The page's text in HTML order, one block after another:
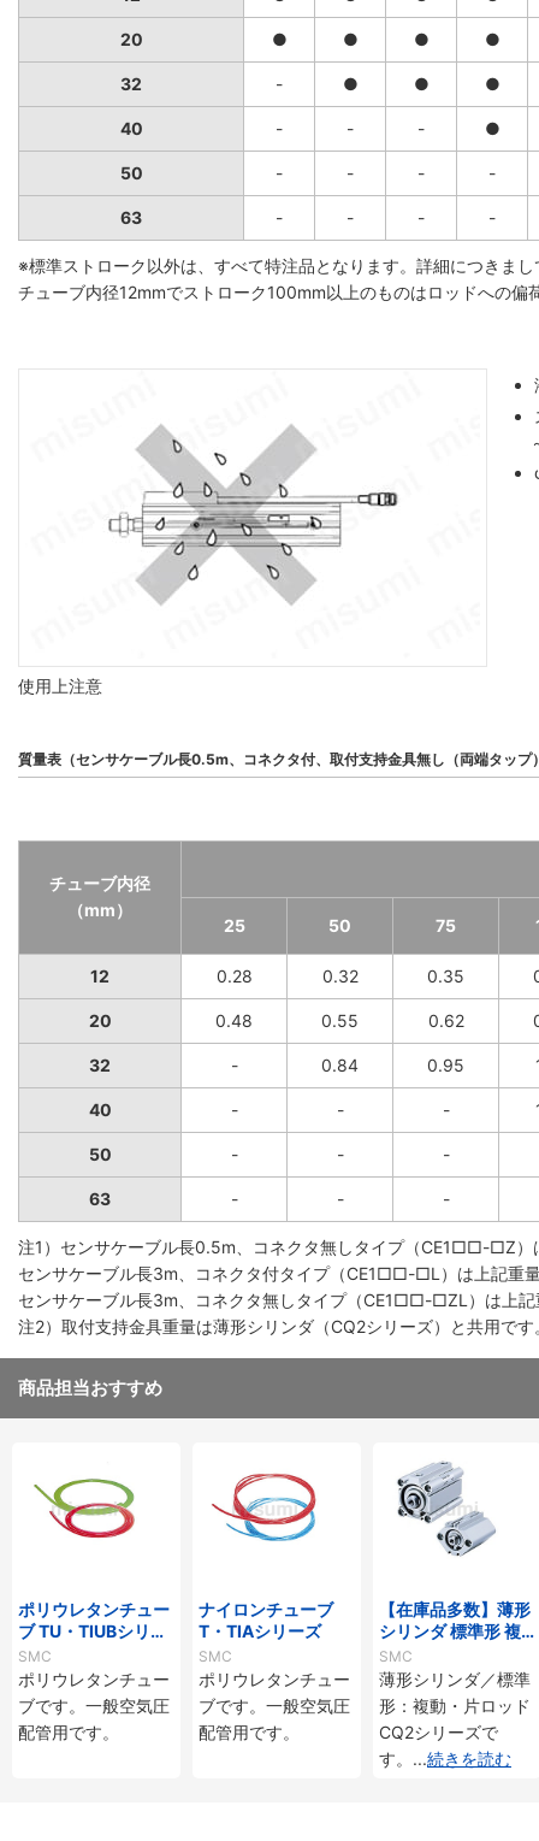
20 ● ● ● ●
32 - ● ● ●
40 - - - ●
50 - - - -
63 - - - -
※標準ストローク以外は、すべて特注品となります。詳細につきま
チューブ内径12mmでストローク100mm以上のものはロッドへの偏
使用上注意
質量表（センサケーブル長0.5m、コネクタ付、取付支持金具無し（両端タップ
チューブ内径
（mm）
25 50 75
12 0.28 0.32 0.35
20 0.48 0.55 0.62
32 - 0.84 0.95
40 - - -
50 - - -
63 - - -
注1）センサケーブル長0.5m、コネクタ無しタイプ（CE1□□-□Z）
センサケーブル長3m、コネクタ付タイプ（CE1□□-□L）は上記重
センサケーブル長3m、コネクタ無しタイプ（CE1□□-□ZL）は上
注2）取付支持金具重量は薄形シリンダ（CQ2シリーズ）と共用です
商品担当おすすめ
ポリウレタンチュー
ブ TU・TIUBシリー
ズ
SMC
ポリウレタンチュー
ブです。一般空気圧
配管用です。
ナイロンチューブ
T・TIAシリーズ
SMC
ポリウレタンチュー
ブです。一般空気圧
配管用です。
【在庫品多数】薄形
シリンダ 標準形 複
動・片ロッド CQ2
シリーズ
SMC
薄形シリンダ／標準
形：複動・片ロッド
CQ2シリーズで
す。 ...続きを読む